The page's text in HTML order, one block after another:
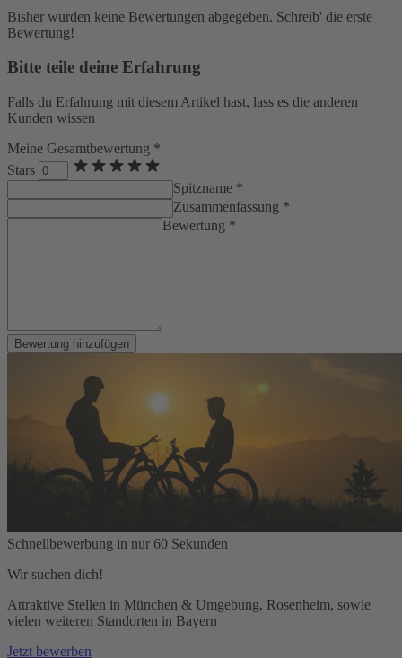
Bisher wurden keine Bewertungen abgegeben. Schreib' die erste
Bewertung!
Bitte teile deine Erfahrung
Falls du Erfahrung mit diesem Artikel hast, lass es die anderen
Kunden wissen
Meine Gesamtbewertung *
Stars
Spitzname *
Zusammenfassung *
Bewertung *
Bewertung hinzufügen
Schnellbewerbung in nur 60 Sekunden
Wir suchen dich!
Attraktive Stellen in München & Umgebung, Rosenheim, sowie
vielen weiteren Standorten in Bayern
Jetzt bewerben